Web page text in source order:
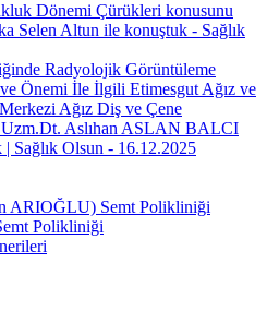
Dönemi Çürükleri konusunu
Selen Altun ile konuştuk - Sağlık
Radyolojik Görüntüleme
Önemi İle İlgili Etimesgut Ağız ve
Ağız Diş ve Çene
Aslıhan ASLAN BALCI
Sağlık Olsun - 16.12.2025
ARIOĞLU) Semt Polikliniği
Polikliniği